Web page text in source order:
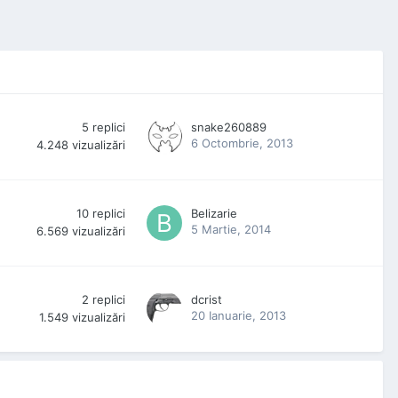
5 replici
4.248 vizualizări
snake260889
6 Octombrie, 2013
10 replici
6.569 vizualizări
Belizarie
5 Martie, 2014
2 replici
1.549 vizualizări
dcrist
20 Ianuarie, 2013